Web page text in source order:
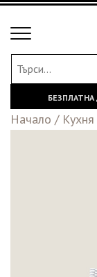
Toggle
БЕЗПЛАТНА
Начало / Кухня